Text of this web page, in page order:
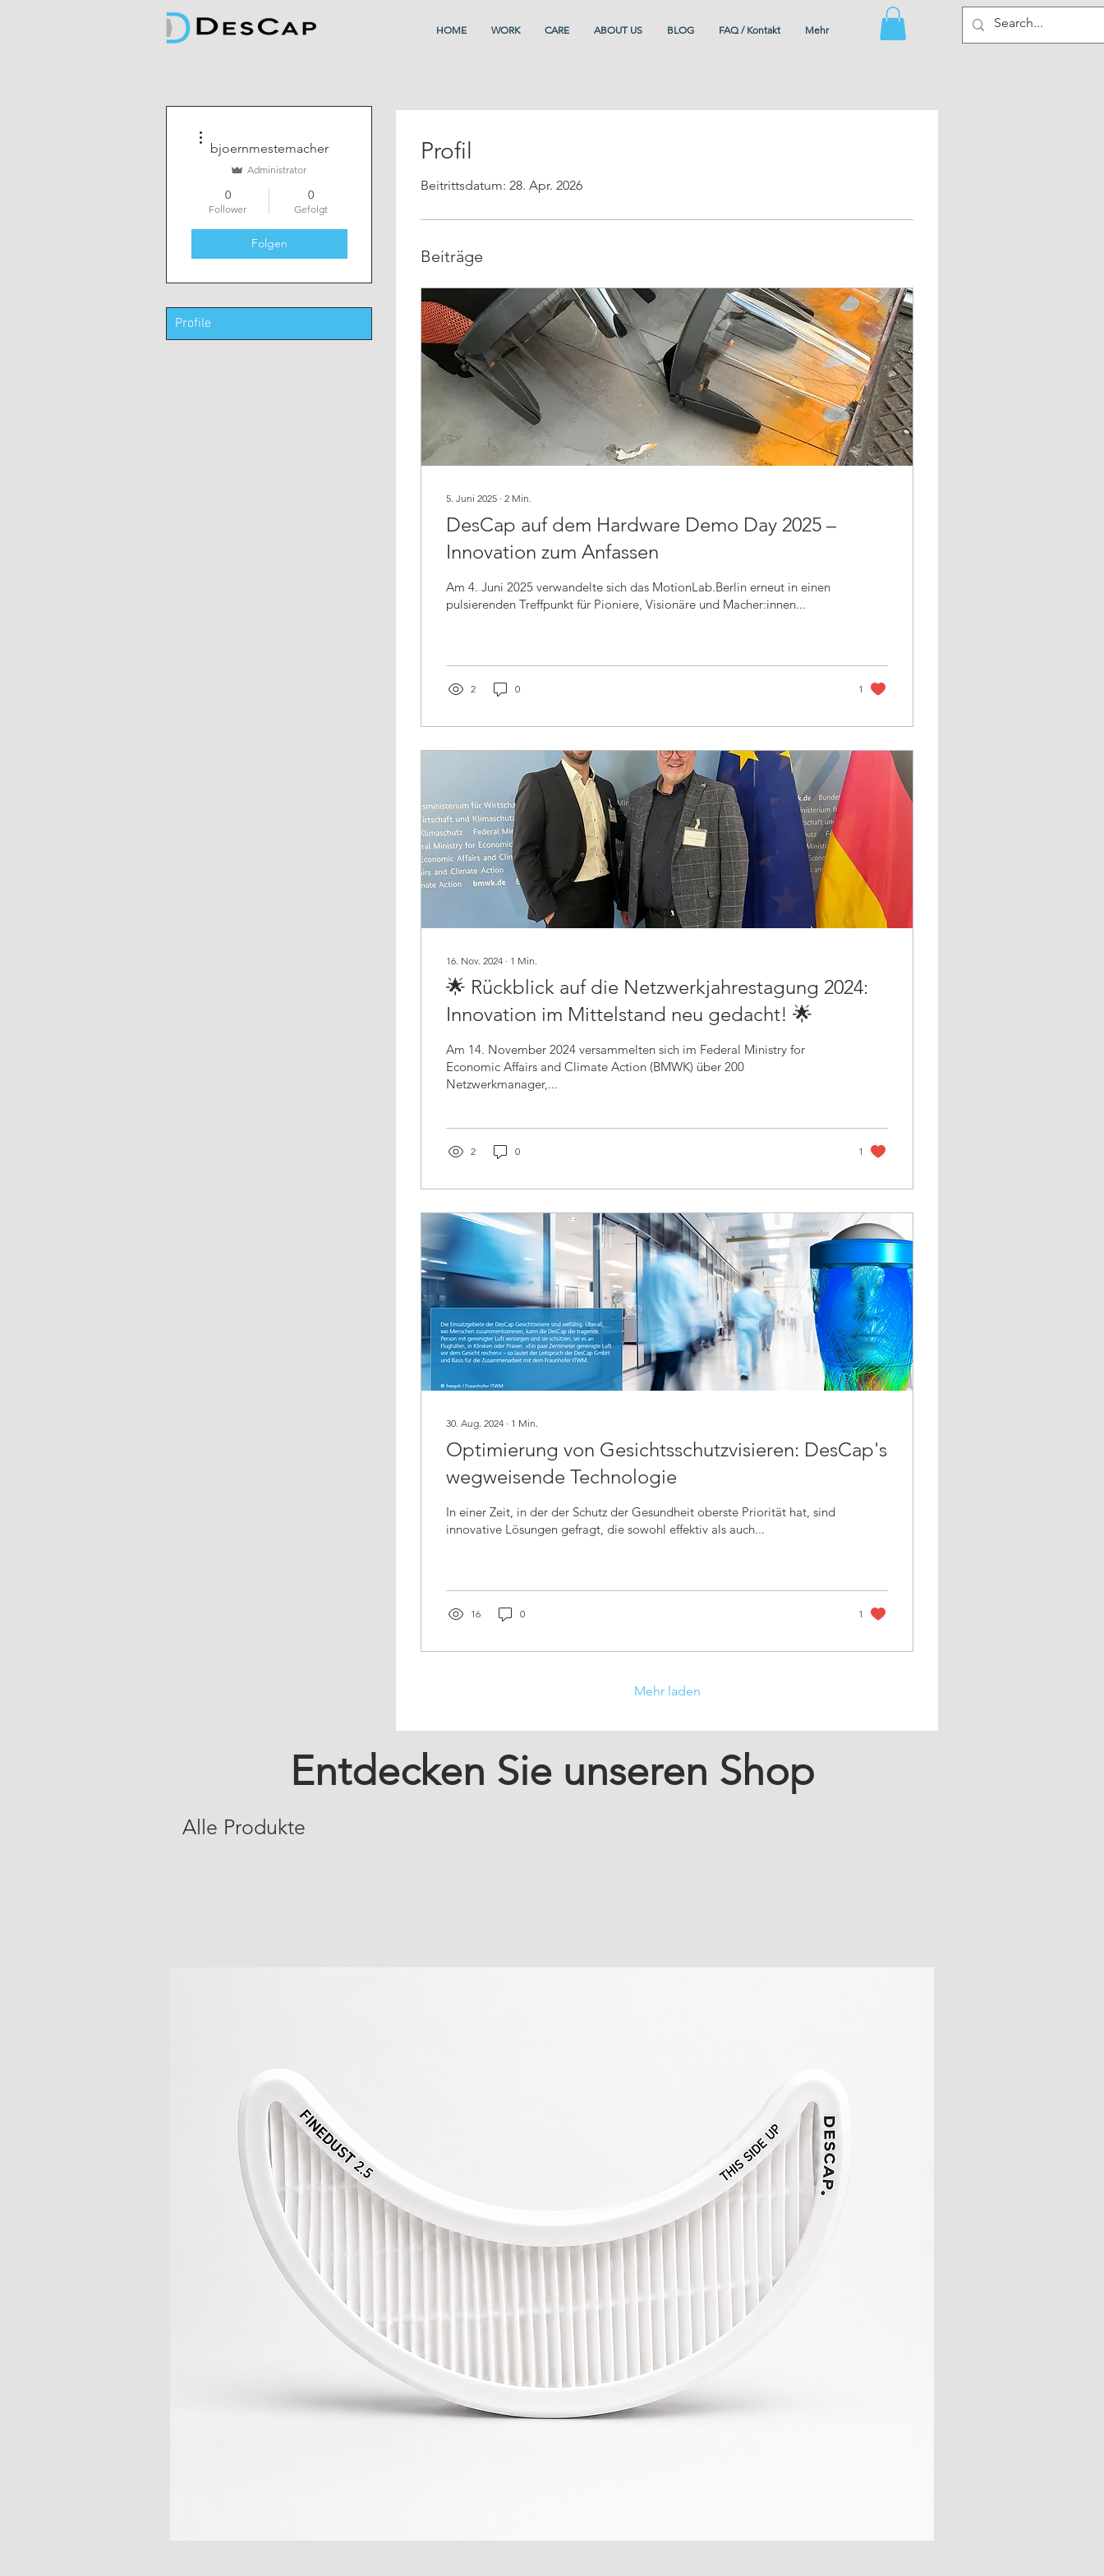
HOME WORK CARE ABOUT US BLOG FAQ / Kontakt Mehr
Profil
Beitrittsdatum: 28. Apr. 2026
Beiträge
5. Juni 2025 ∙ 2 Min.
DesCap auf dem Hardware Demo Day 2025 –
Innovation zum Anfassen
Am 4. Juni 2025 verwandelte sich das MotionLab.Berlin erneut in einen
pulsierenden Treffpunkt für Pioniere, Visionäre und Macher:innen...
2 0 1
16. Nov. 2024 ∙ 1 Min.
🌟 Rückblick auf die Netzwerkjahrestagung 2024:
Innovation im Mittelstand neu gedacht! 🌟
Am 14. November 2024 versammelten sich im Federal Ministry for
Economic Affairs and Climate Action (BMWK) über 200
Netzwerkmanager,...
2 0 1
30. Aug. 2024 ∙ 1 Min.
Optimierung von Gesichtsschutzvisieren: DesCap's
wegweisende Technologie
In einer Zeit, in der der Schutz der Gesundheit oberste Priorität hat, sind
innovative Lösungen gefragt, die sowohl effektiv als auch...
16 0 1
Mehr laden
bjoernmestemacher
Administrator
0
Follower
0
Gefolgt
Folgen
Profile
Entdecken Sie unseren Shop
Alle Produkte